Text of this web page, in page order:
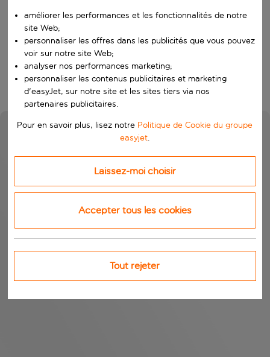
Qui
Rechercher
améliorer les performances et les fonctionnalités de notre
site Web;
personnaliser les offres dans les publicités que vous pouvez
voir sur notre site Web;
analyser nos performances marketing;
personnaliser les contenus publicitaires et marketing
d'easyJet, sur notre site et les sites tiers via nos
partenaires publicitaires.
Pour en savoir plus, lisez notre Politique de Cookie du groupe
easyjet.
Laissez-moi choisir
Accepter tous les cookies
Tout rejeter